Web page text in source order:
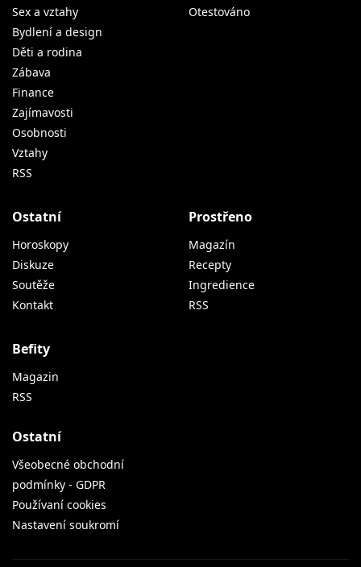
Sex a vztahy
Bydlení a design
Děti a rodina
Zábava
Finance
Zajímavosti
Osobnosti
Vztahy
RSS
Otestováno
Ostatní
Horoskopy
Diskuze
Soutěže
Kontakt
Prostřeno
Magazín
Recepty
Ingredience
RSS
Befity
Magazin
RSS
Ostatní
Všeobecné obchodní
podmínky - GDPR
Používaní cookies
Nastavení soukromí